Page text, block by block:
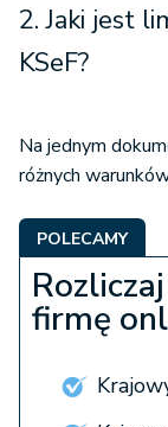
2. Jaki jest
KSeF?
Na jednym
różnych
POLECAMY
firmę